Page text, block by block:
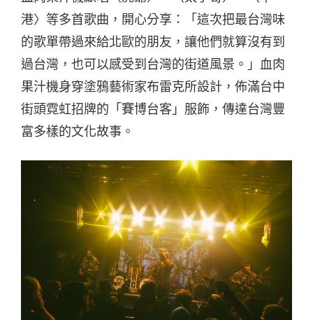
港〉等多首歌曲，開心分享：「這次把最台灣味
的歌單帶過來給北歐的朋友，讓他們就算沒有到
過台灣，也可以感受到台灣的街道風景。」血肉
果汁機身穿塗鴉藝術家布雷克所設計，佈滿台中
街頭霓虹招牌的「賽博台客」服飾，傳達台灣豐
富多樣的文化故事。